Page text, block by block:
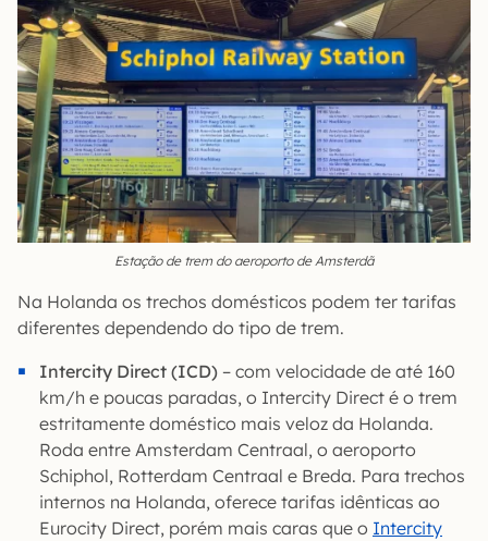
Estação de trem do aeroporto de Amsterdã
Na Holanda os trechos domésticos podem ter tarifas
diferentes dependendo do tipo de trem.
Intercity Direct (ICD) – com velocidade de até 160
km/h e poucas paradas, o Intercity Direct é o trem
estritamente doméstico mais veloz da Holanda.
Roda entre Amsterdam Centraal, o aeroporto
Schiphol, Rotterdam Centraal e Breda. Para trechos
internos na Holanda, oferece tarifas idênticas ao
Eurocity Direct, porém mais caras que o Intercity